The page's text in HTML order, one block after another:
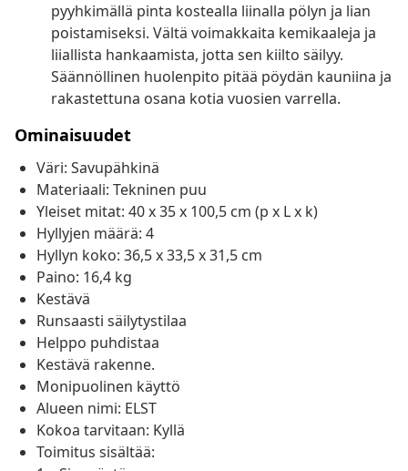
pyyhkimällä pinta kostealla liinalla pölyn ja lian
poistamiseksi. Vältä voimakkaita kemikaaleja ja
liiallista hankaamista, jotta sen kiilto säilyy.
Säännöllinen huolenpito pitää pöydän kauniina ja
rakastettuna osana kotia vuosien varrella.
Ominaisuudet
Väri: Savupähkinä
Materiaali: Tekninen puu
Yleiset mitat: 40 x 35 x 100,5 cm (p x L x k)
Hyllyjen määrä: 4
Hyllyn koko: 36,5 x 33,5 x 31,5 cm
Paino: 16,4 kg
Kestävä
Runsaasti säilytystilaa
Helppo puhdistaa
Kestävä rakenne.
Monipuolinen käyttö
Alueen nimi: ELST
Kokoa tarvitaan: Kyllä
Toimitus sisältää: